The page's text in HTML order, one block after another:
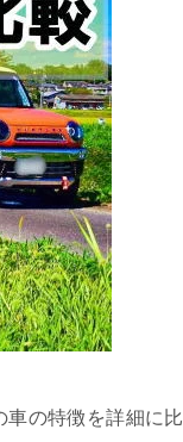
の特徴を詳細に比